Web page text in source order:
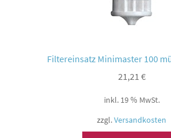
Filtereinsatz Minimaster 100
21,21 €
inkl. 19 % MwSt.
zzgl.Versandkosten